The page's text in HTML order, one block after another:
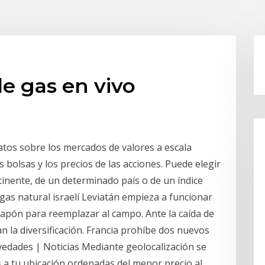
gas en vivo
sobre los mercados de valores a escala
y los precios de las acciones. Puede elegir
de un determinado país o de un índice
natural israelí Leviatán empieza a funcionar
para reemplazar al campo. Ante la caída de
la diversificación. Francia prohíbe dos nuevos
| Noticias Mediante geolocalización se